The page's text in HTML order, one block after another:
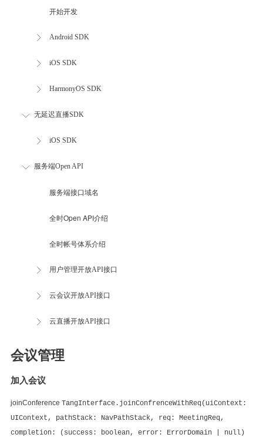
开始开发
Android SDK
iOS SDK
HarmonyOS SDK
无延迟直播SDK
iOS SDK
服务端Open API
服务端接口域名
全时Open API介绍
全时帐号体系介绍
用户管理开放API接口
云会议开放API接口
云直播开放API接口
会议管理
加入会议
joinConference TangInterface.joinConfrenceWithReq(uiContext:
UIContext, pathStack: NavPathStack, req: MeetingReq,
completion: (success: boolean, error: ErrorDomain | null)